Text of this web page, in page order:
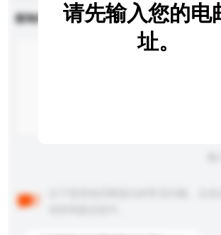
查询内容
请先输入您的电
址。